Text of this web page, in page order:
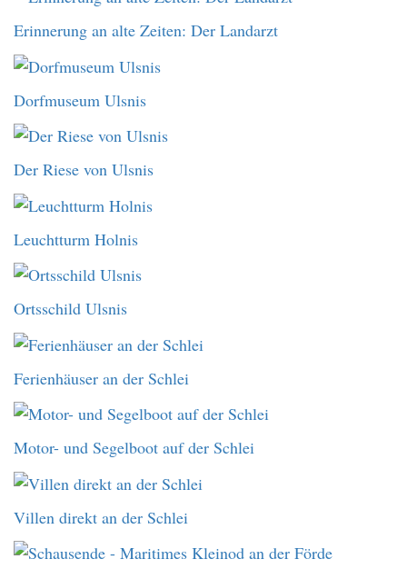
Erinnerung an alte Zeiten: Der Landarzt
Dorfmuseum Ulsnis
Der Riese von Ulsnis
Leuchtturm Holnis
Ortsschild Ulsnis
Ferienhäuser an der Schlei
Motor- und Segelboot auf der Schlei
Villen direkt an der Schlei